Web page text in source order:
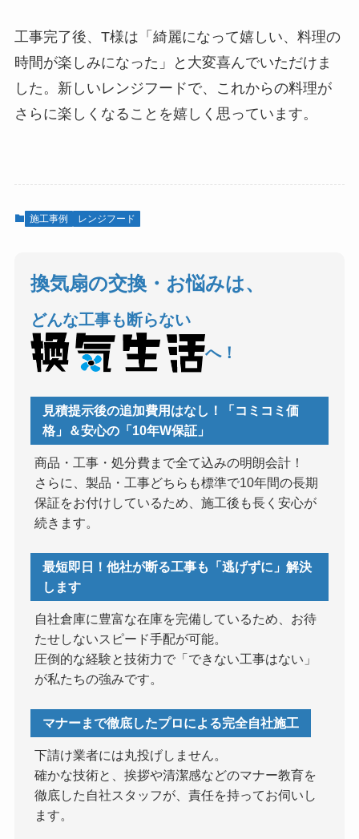
工事完了後、T様は「綺麗になって嬉しい、料理の
時間が楽しみになった」と大変喜んでいただけま
した。新しいレンジフードで、これからの料理が
さらに楽しくなることを嬉しく思っています。
施工事例 レンジフード
換気扇の交換・お悩みは、
どんな工事も断らない
へ！
見積提示後の追加費用はなし！「コミコミ価
格」＆安心の「10年W保証」
商品・工事・処分費まで全て込みの明朗会計！
さらに、製品・工事どちらも標準で10年間の長期
保証をお付けしているため、施工後も長く安心が
続きます。
最短即日！他社が断る工事も「逃げずに」解決
します
自社倉庫に豊富な在庫を完備しているため、お待
たせしないスピード手配が可能。
圧倒的な経験と技術力で「できない工事はない」
が私たちの強みです。
マナーまで徹底したプロによる完全自社施工
下請け業者には丸投げしません。
確かな技術と、挨拶や清潔感などのマナー教育を
徹底した自社スタッフが、責任を持ってお伺いし
ます。